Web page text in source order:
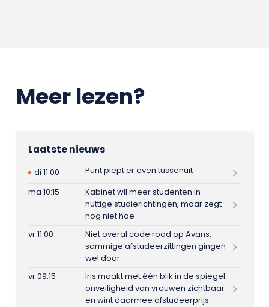
Meer lezen?
Laatste nieuws
di 11:00
Punt piept er even tussenuit
ma 10:15
Kabinet wil meer studenten in
nuttige studierichtingen, maar zegt
nog niet hoe
vr 11:00
Niet overal code rood op Avans:
sommige afstudeerzittingen gingen
wel door
vr 09:15
Iris maakt met één blik in de spiegel
onveiligheid van vrouwen zichtbaar
en wint daarmee afstudeerprijs